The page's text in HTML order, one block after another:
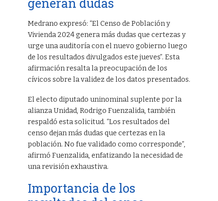
Medrano expresó: “El Censo de Población y
Vivienda 2024 genera más dudas que certezas y
urge una auditoría con el nuevo gobierno luego
de los resultados divulgados este jueves”. Esta
afirmación resalta la preocupación de los
cívicos sobre la validez de los datos presentados.
El electo diputado uninominal suplente por la
alianza Unidad, Rodrigo Fuenzalida, también
respaldó esta solicitud. “Los resultados del
censo dejan más dudas que certezas en la
población. No fue validado como corresponde”,
afirmó Fuenzalida, enfatizando la necesidad de
una revisión exhaustiva.
Importancia de los